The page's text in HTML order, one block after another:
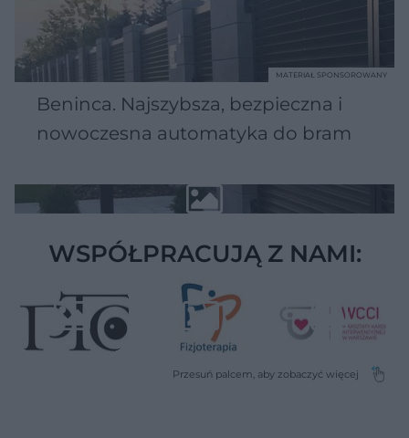
Beninca. Najszybsza, bezpieczna i
nowoczesna automatyka do bram
MATERIAŁ SPONSOROWANY
WSPÓŁPRACUJĄ Z NAMI: